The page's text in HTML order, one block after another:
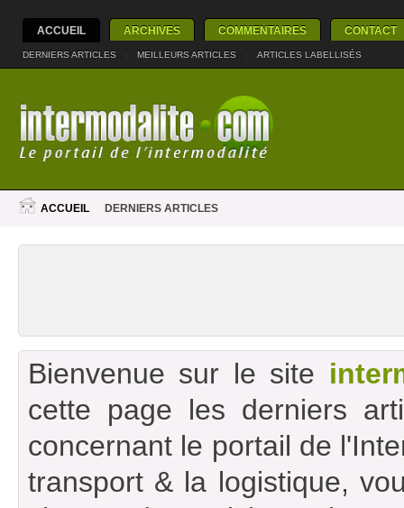
ACCUEIL ARCHIVES COMMENTAIRES CONTACT
DERNIERS ARTICLES | MEILLEURS ARTICLES | ARTICLES LABELLISÉS
ACCUEIL DERNIERS ARTICLES
Bienvenue sur le site
cette page les derniers
concernant le portail de
transport & la logistique,